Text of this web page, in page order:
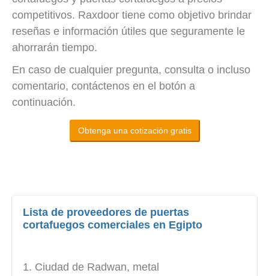
competitivos. Raxdoor tiene como objetivo brindar
reseñas e información útiles que seguramente le
ahorrarán tiempo.
En caso de cualquier pregunta, consulta o incluso
comentario, contáctenos en el botón a
continuación.
Obtenga una cotización gratis
Lista de proveedores de puertas
cortafuegos comerciales en Egipto
Ciudad de Radwan, metal